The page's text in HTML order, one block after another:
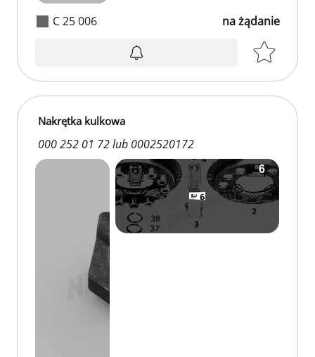
C 25 006 na żądanie
Nakrętka kulkowa
000 252 01 72 lub 0002520172